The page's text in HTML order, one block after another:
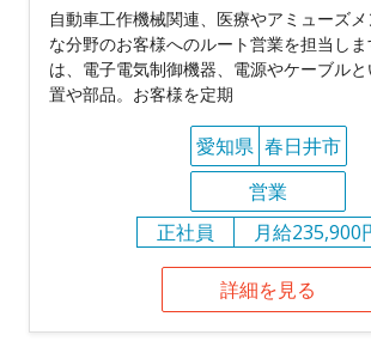
自動車工作機械関連、医療やアミューズ
な分野のお客様へのルート営業を担当し
は、電子電気制御機器、電源やケーブル
置や部品。お客様を定期
愛知県 春日井市
営業
正社員
月給235,900
詳細を見る